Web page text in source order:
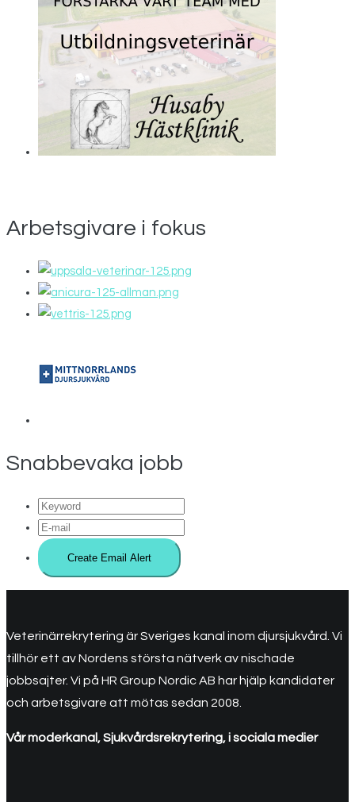
Arbetsgivare i fokus
Snabbevaka jobb
Veterinärrekrytering är Sveriges kanal inom djursjukvård. Vi
tillhör ett av Nordens största nätverk av nischade
jobbsajter. Vi på HR Group Nordic AB har hjälp kandidater
och arbetsgivare att mötas sedan 2008.
Vår moderkanal, Sjukvårdsrekrytering, i sociala medier